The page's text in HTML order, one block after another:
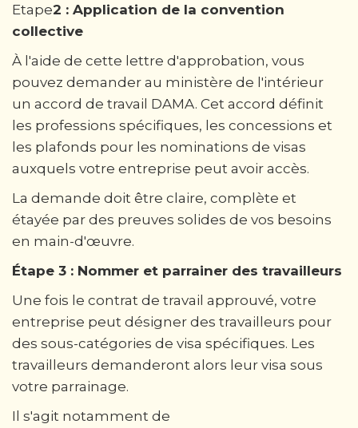
‍Etape2 : Application de la convention
collective
À l'aide de cette lettre d'approbation, vous
pouvez demander au ministère de l'intérieur
un accord de travail DAMA. Cet accord définit
les professions spécifiques, les concessions et
les plafonds pour les nominations de visas
auxquels votre entreprise peut avoir accès.
La demande doit être claire, complète et
étayée par des preuves solides de vos besoins
en main-d'œuvre.
Étape 3 : Nommer et parrainer des travailleurs
Une fois le contrat de travail approuvé, votre
entreprise peut désigner des travailleurs pour
des sous-catégories de visa spécifiques. Les
travailleurs demanderont alors leur visa sous
votre parrainage.
Il s'agit notamment de